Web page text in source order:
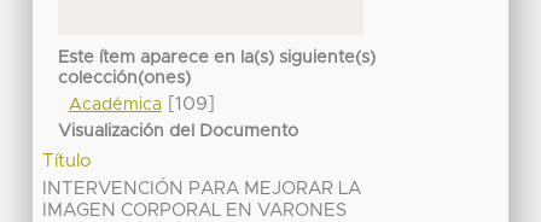
Este ítem aparece en la(s) siguiente(s)
colección(ones)
Académica[109]
Visualización del Documento
Título
INTERVENCIÓN PARA MEJORAR LA
IMAGEN CORPORAL EN VARONES